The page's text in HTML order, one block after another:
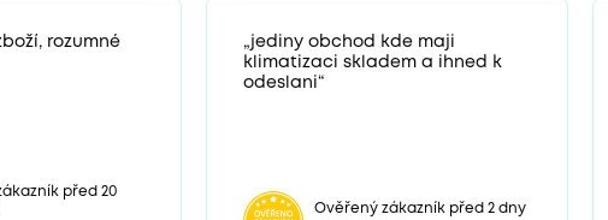
rozumné
před 20
„jediny obchod kde maji
klimatizaci skladem a ihned k
odeslani“
Ověřený zákazník před 2 dny